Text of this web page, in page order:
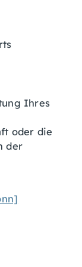
Ihres
oder die
der